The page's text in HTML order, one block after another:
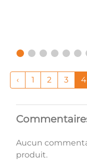
‹ 1 2 3 4
Aucun
produit.